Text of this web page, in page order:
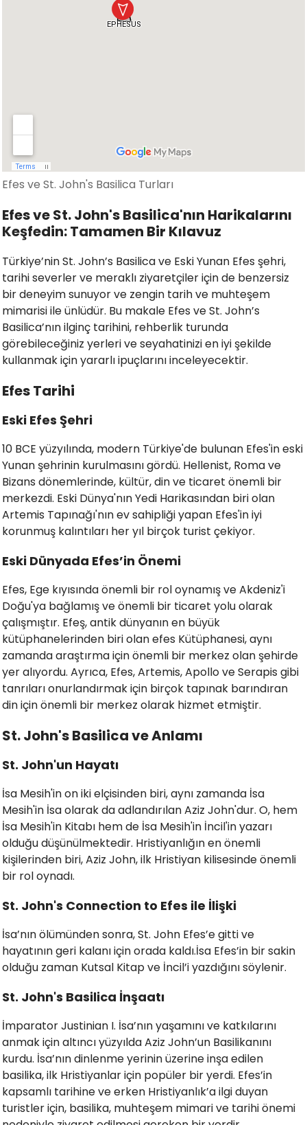
Efes ve St. John's Basilica Turları
Efes ve St. John's Basilica'nın Harikalarını
Keşfedin: Tamamen Bir Kılavuz
Türkiye’nin St. John’s Basilica ve Eski Yunan Efes şehri,
tarihi severler ve meraklı ziyaretçiler için de benzersiz
bir deneyim sunuyor ve zengin tarih ve muhteşem
mimarisi ile ünlüdür. Bu makale Efes ve St. John’s
Basilica’nın ilginç tarihini, rehberlik turunda
görebileceğiniz yerleri ve seyahatinizi en iyi şekilde
kullanmak için yararlı ipuçlarını inceleyecektir.
Efes Tarihi
Eski Efes Şehri
10 BCE yüzyılında, modern Türkiye'de bulunan Efes'in eski
Yunan şehrinin kurulmasını gördü. Hellenist, Roma ve
Bizans dönemlerinde, kültür, din ve ticaret önemli bir
merkezdi. Eski Dünya'nın Yedi Harikasından biri olan
Artemis Tapınağı'nın ev sahipliği yapan Efes'in iyi
korunmuş kalıntıları her yıl birçok turist çekiyor.
Eski Dünyada Efes’in Önemi
Efes, Ege kıyısında önemli bir rol oynamış ve Akdeniz'i
Doğu'ya bağlamış ve önemli bir ticaret yolu olarak
çalışmıştır. Efeş, antik dünyanın en büyük
kütüphanelerinden biri olan efes Kütüphanesi, aynı
zamanda araştırma için önemli bir merkez olan şehirde
yer alıyordu. Ayrıca, Efes, Artemis, Apollo ve Serapis gibi
tanrıları onurlandırmak için birçok tapınak barındıran
din için önemli bir merkez olarak hizmet etmiştir.
St. John's Basilica ve Anlamı
St. John'un Hayatı
İsa Mesih'in on iki elçisinden biri, aynı zamanda İsa
Mesih'in İsa olarak da adlandırılan Aziz John'dur. O, hem
İsa Mesih'in Kitabı hem de İsa Mesih'in İncil'in yazarı
olduğu düşünülmektedir. Hristiyanlığın en önemli
kişilerinden biri, Aziz John, ilk Hristiyan kilisesinde önemli
bir rol oynadı.
St. John's Connection to Efes ile İlişki
İsa’nın ölümünden sonra, St. John Efes’e gitti ve
hayatının geri kalanı için orada kaldı.İsa Efes’in bir sakin
olduğu zaman Kutsal Kitap ve İncil’i yazdığını söylenir.
St. John's Basilica İnşaatı
İmparator Justinian I. İsa’nın yaşamını ve katkılarını
anmak için altıncı yüzyılda Aziz John’un Basilikanını
kurdu. İsa’nın dinlenme yerinin üzerine inşa edilen
basilika, ilk Hristiyanlar için popüler bir yerdi. Efes’in
kapsamlı tarihine ve erken Hristiyanlık’a ilgi duyan
turistler için, basilika, muhteşem mimari ve tarihi önemi